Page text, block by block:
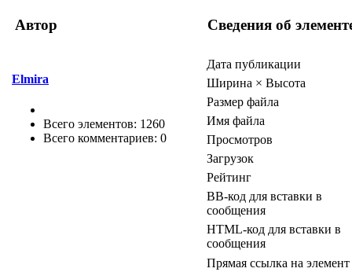
Автор Сведения об
Elmira
Всего элементов: 1260
Всего комментариев: 0
Дата публикации
Ширина × Высота
Размер файла
Имя файла
Просмотров
Загрузок
Рейтинг
BB-код для вставки в
сообщения
HTML-код для вставки в
сообщения
Прямая ссылка на элемент